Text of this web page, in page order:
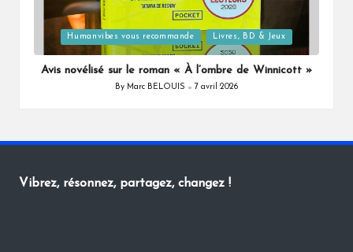
Posted
in
Humanvibes vous recommande Livres, BD & Jeux
Avis novélisé sur le roman « À l’ombre de Winnicott »
Posted
By Marc BELOUIS 7 avril 2026
Vibrez, résonnez, partagez, changez !